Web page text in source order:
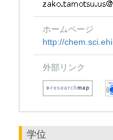
ホームページ
http://
外部リンク
学位